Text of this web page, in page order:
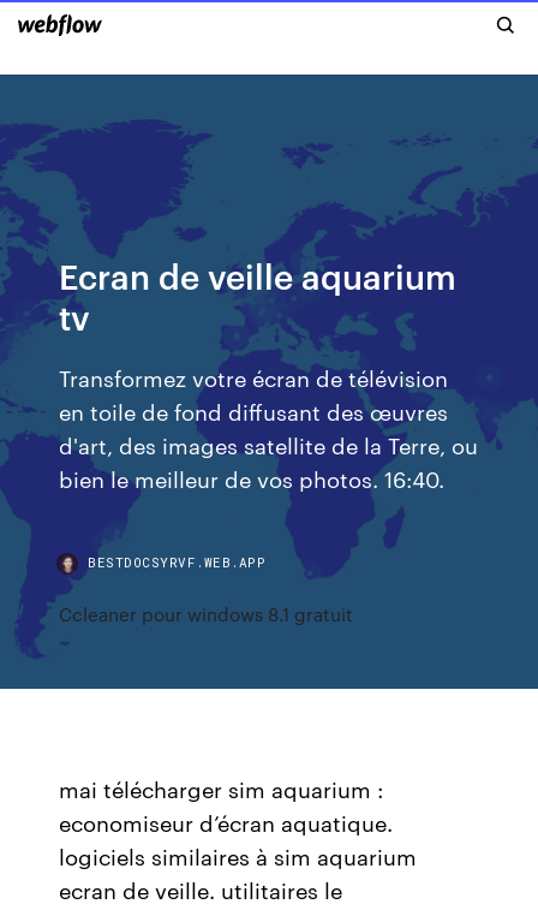
Ecran de veille aquarium
tv
Transformez votre écran de télévision
en toile de fond diffusant des œuvres
d'art, des images satellite de la Terre, ou
bien le meilleur de vos photos. 16:40.
BESTDOCSYRVF.WEB.APP
Ccleaner pour windows 8.1 gratuit
mai télécharger sim aquarium :
economiseur d’écran aquatique.
logiciels similaires à sim aquarium
ecran de veille. utilitaires le